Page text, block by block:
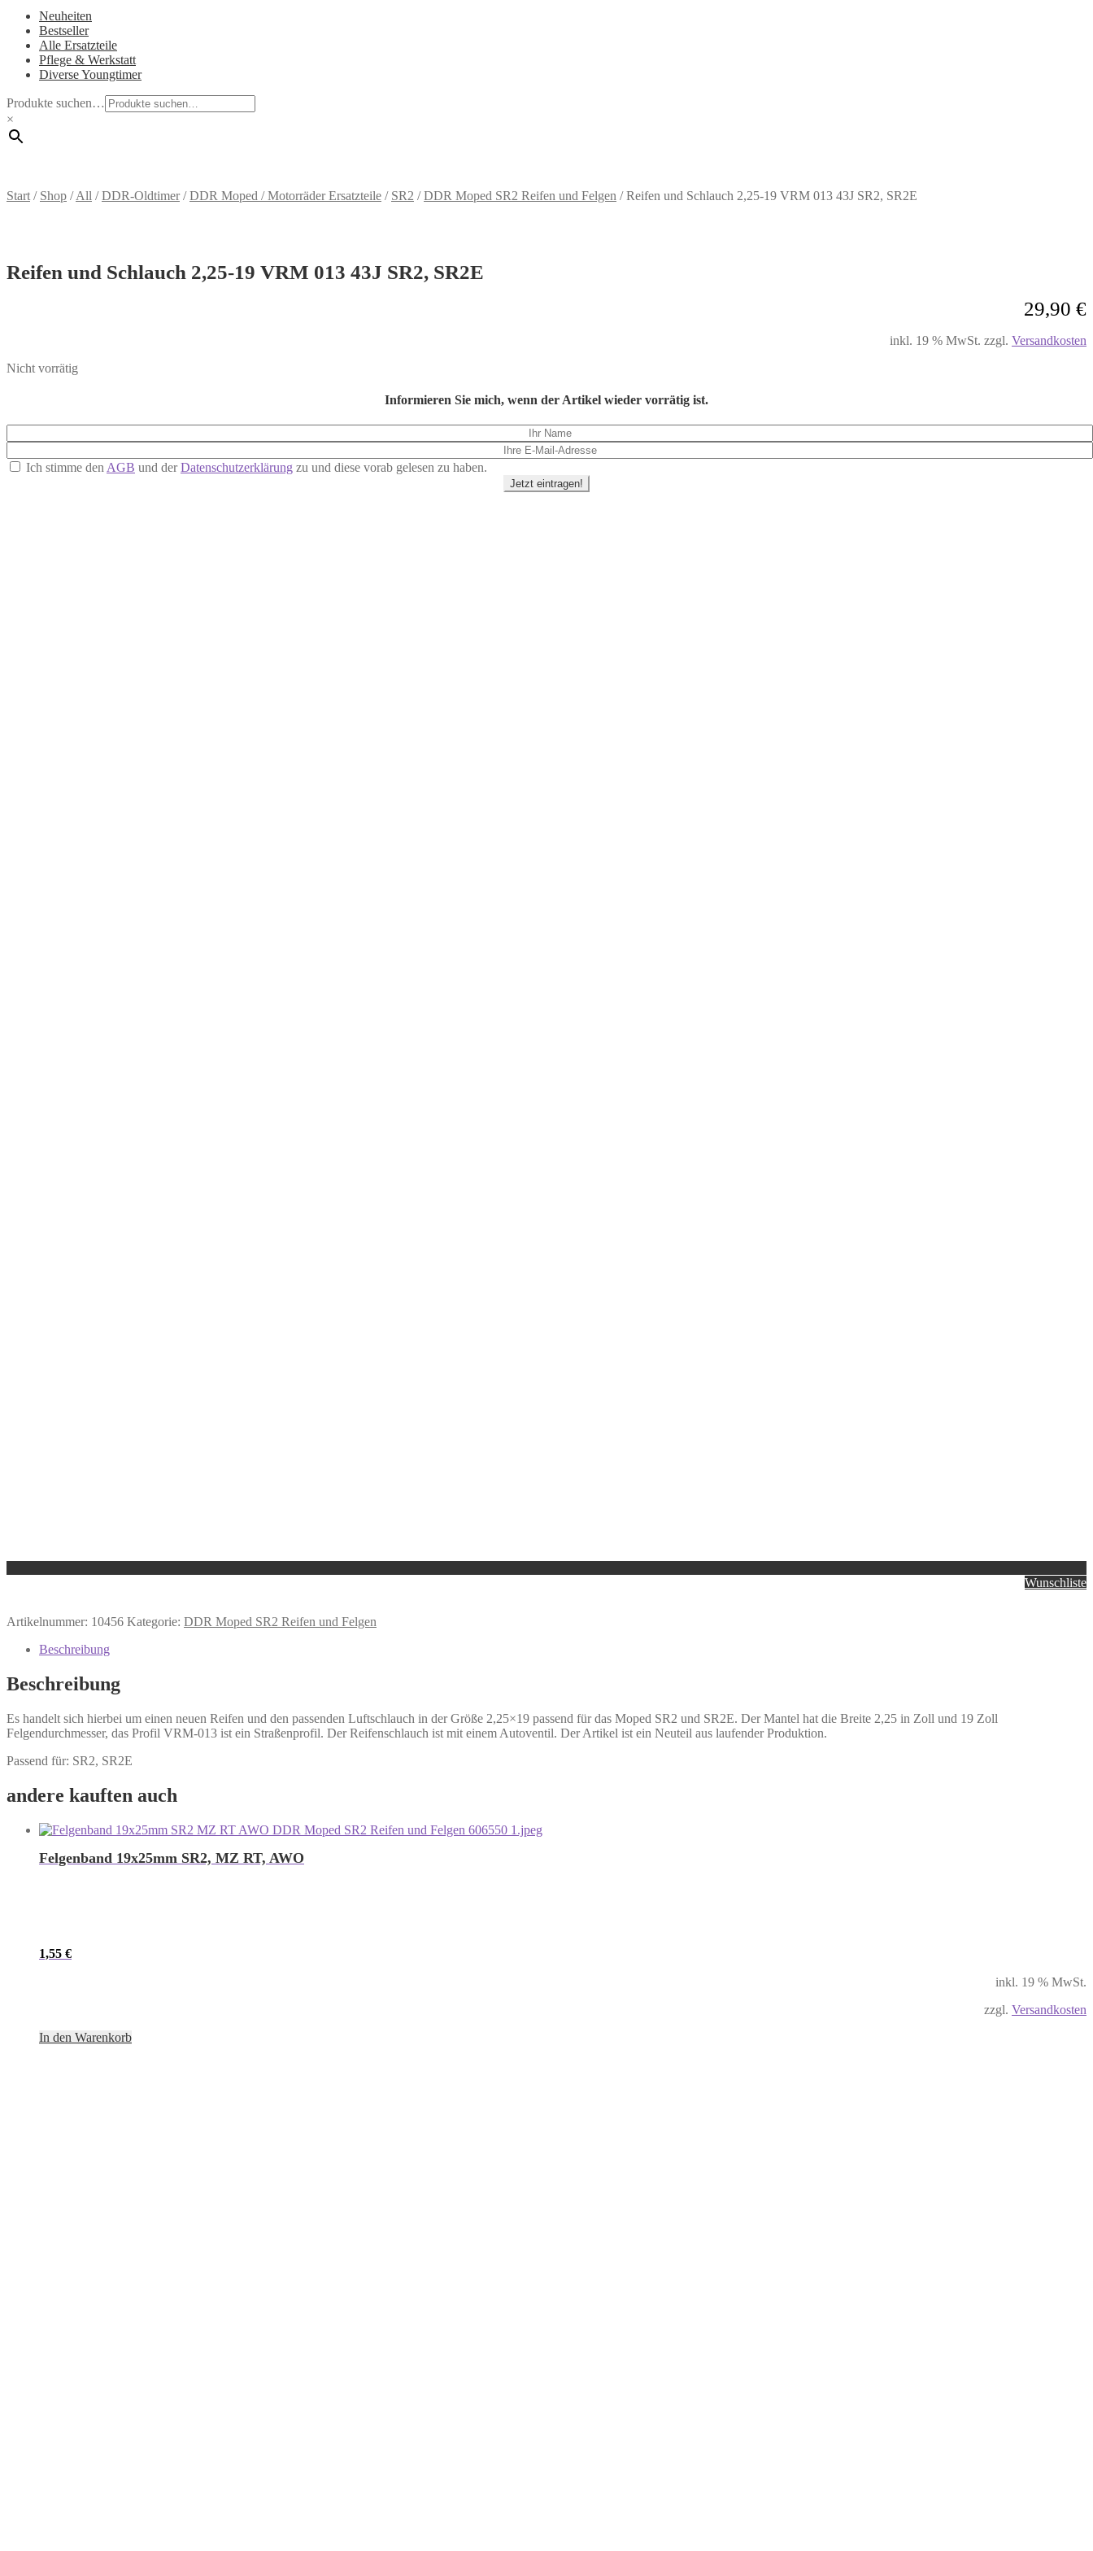
Neuheiten
Bestseller
Alle Ersatzteile
Pflege & Werkstatt
Diverse Youngtimer
Produkte suchen…
×
Start / Shop /All /DDR-Oldtimer/DDR Moped / Motorräder Ersatzteile / SR2 /DDR Moped SR2 Reifen und Felgen /Reifen und Schlauch 2,25-19 VRM 013 43J SR2, SR2E
Reifen und Schlauch 2,25-19 VRM 013 43J SR2, SR2E
29,90 €
inkl. 19 % MwSt. zzgl. Versandkosten
Nicht vorrätig
Informieren Sie mich, wenn der Artikel wieder vorrätig ist.
Ich stimme den AGB und derDatenschutzerklärung zu und diese vorab gelesen zu haben.
Jetzt eintragen!
Wunschliste
Artikelnummer: 10456 Kategorie: DDR Moped SR2 Reifen und Felgen
Beschreibung
Beschreibung
Es handelt sich hierbei um einen neuen Reifen und den passenden Luftschlauch in der Größe 2,25×19 passend für das Moped SR2 und SR2E. Der Mantel hat die Breite 2,25 in Zoll und 19 Zoll
Felgendurchmesser, das Profil VRM-013 ist ein Straßenprofil. Der Reifenschlauch ist mit einem Autoventil. Der Artikel ist ein Neuteil aus laufender Produktion.
Passend für: SR2, SR2E
andere kauften auch
Felgenband 19x25mm SR2, MZ RT, AWO
1,55 €
inkl. 19 % MwSt.
zzgl. Versandkosten
In den Warenkorb